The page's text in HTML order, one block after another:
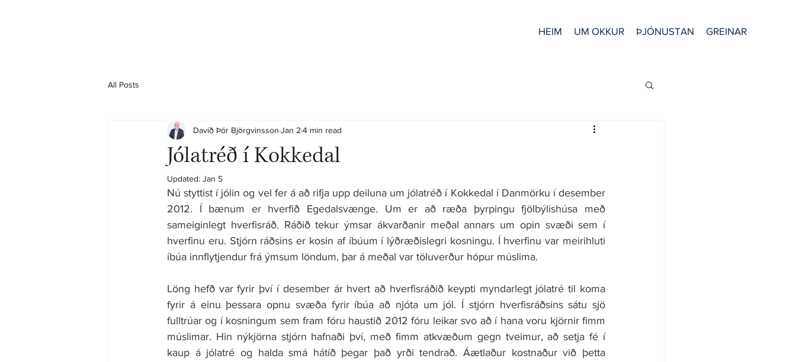
HEIM UM OKKUR ÞJÓNUSTAN GREINAR
All Posts
Jólatréð í Kokkedal
Davíð Þór Björgvinsson Jan 2 4 min read
Updated: Jan 5
Nú styttist í jólin og vel fer á að rifja upp deiluna um jólatréð í Kokkedal í Danmörku í desember
2012. Í bænum er hverfið Egedalsvænge. Um er að ræða þyrpingu fjölbýlishúsa með
sameiginlegt hverfisráð. Ráðið tekur ýmsar ákvarðanir meðal annars um opin svæði sem í
hverfinu eru. Stjórn ráðsins er kosin af íbúum í lýðræðislegri kosningu. Í hverfinu var meirihluti
íbúa innflytjendur frá ýmsum löndum, þar á meðal var töluverður hópur múslima.
Löng hefð var fyrir því í desember ár hvert að hverfisráðið keypti myndarlegt jólatré til koma
fyrir á einu þessara opnu svæða fyrir íbúa að njóta um jól. Í stjórn hverfisráðsins sátu sjö
fulltrúar og í kosningum sem fram fóru haustið 2012 fóru leikar svo að í hana voru kjörnir fimm
múslimar. Hin nýkjörna stjórn hafnaði því, með fimm atkvæðum gegn tveimur, að setja fé í
kaup á jólatré og halda smá hátíð þegar það yrði tendrað. Áætlaður kostnaður við þetta